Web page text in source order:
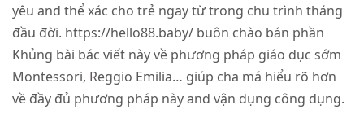
yêu and thể xác cho trẻ ngay từ trong chu trình tháng
đầu đời. https://hello88.baby/ buôn chào bán phần
Khủng bài bác viết này về phương pháp giáo dục sớm
Montessori, Reggio Emilia… giúp cha má hiểu rõ hơn
về đầy đủ phương pháp này and vận dụng công dụng.